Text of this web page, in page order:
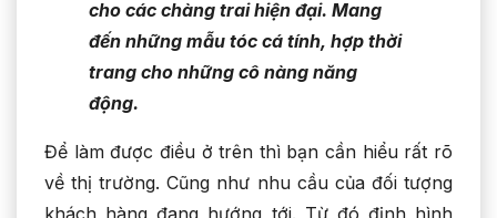
cho các chàng trai hiện đại. Mang
đến những mẫu tóc cá tính, hợp thời
trang cho những cô nàng năng
động.
Để làm được điều ở trên thì bạn cần hiểu rất rõ
về thị trường. Cũng như nhu cầu của đối tượng
khách hàng đang hướng tới. Từ đó định hình